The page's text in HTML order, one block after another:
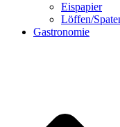
Eispapier
Löffen/
Gastronomie